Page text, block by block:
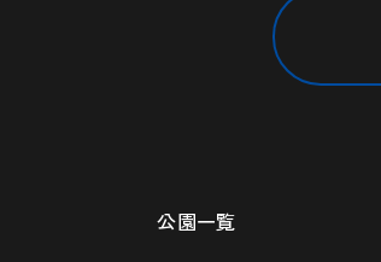
公園一覧